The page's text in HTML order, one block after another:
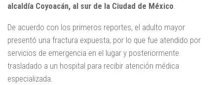
alcaldía Coyoacán, al sur de la Ciudad de México
De acuerdo con los primeros reportes, el adulto mayor
presentó una fractura expuesta, por lo que fue atendido por
servicios de emergencia en el lugar y posteriormente
trasladado a un hospital para recibir atención médica
especializada.